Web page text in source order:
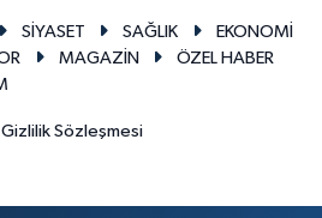
SİYASET SAĞLIK
EKONOMİ
MAGAZİN
ÖZEL HABER
Gizlilik Sözleşmesi